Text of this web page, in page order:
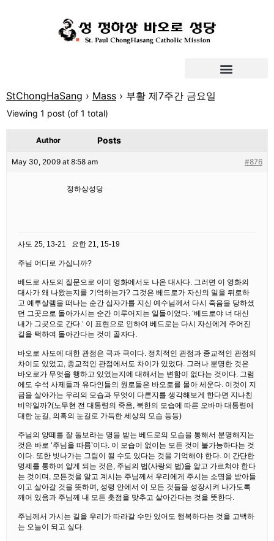
StChongHaSang › Mass › 부활 제7주간 금요일
Viewing 1 post (of 1 total)
Author Posts
May 30, 2009 at 8:58 am #876
정하상성당
사도 25, 13-21 요한 21, 15-19
주님 어디로 가십니까?
베드로 사도의 질문으로 이미 영화에서도 나온 대사다. 그러면 이 영화의
대사가 왜 나왔는지를 기억하는가? 그것은 베드로가 자신의 일을 뒤로하
고 예루살렘을 떠나는 순간 십자가를 지신 예수님께서 다시 죽음을 당하셨
던 그곳으로 돌아가시는 순간 이루어지는 일들이었다. ‘베드로야 너 대신
내가 그곳으로 간다.’ 이 표현으로 인하여 베드로는 다시 자신에게 주어진
길을 택하여 돌아간다는 것이 골자다.
바오로 사도에 대한 관점은 극과 극이다. 정치적인 관점과 종교적인 관점의
차이도 있었고, 종교적인 관점에서도 차이가 있었다. 그러나 분명한 것은
바오로가 무엇을 행하고 있었는지에 대해서는 변함이 없다는 것이다. 그럼
에도 수석 사제들과 유다인들의 원로들은 바오로를 몰아 세운다. 이것이 지
금을 살아가는 우리의 모습과 무엇이 다른지를 생각해보게 한다면 지나친
비약일까?(노무현 전 대통령의 죽음, 북한의 모습에 따른 오바마 대통령에
대한 눈길, 의혹의 눈길로 가득한 세상의 모습 등등)
주님의 양떼를 잘 돌보라는 명을 받는 베드로의 모습을 통해서 분명해지는
것은 바로 ‘주님을 따름’이다. 이 모습이 없이는 모든 것이 불가능하다는 것
이다. 또한 빗나가는 그림이 될 수도 있다는 것을 기억해야 한다. 이 간단한
명제를 통하여 알게 되는 것은, 주님의 법(사랑의 법)을 알고 가르쳐야 한다
는 것이며, 모든것을 알고 계시는 주님께서 우리에게 주시는 소명을 받아들
이고 살아갈 것을 뜻하며, 성령 안에서 이 모든 것들을 성장시켜 나가도록
깨어 있음과 주님께 내 모든 촛점을 맞추고 살아간다는 것을 뜻한다.
주님께서 가시는 길을 우리가 따라갈 수만 있어도 행복하다는 것을 고백하
는 오늘이 되고 싶다.